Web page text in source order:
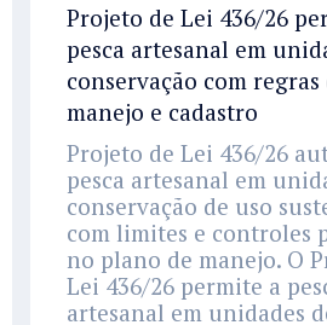
Projeto de Lei 436/26
pesca artesanal em
conservação com regras
manejo e cadastro
Projeto de Lei 436/26
pesca artesanal em
conservação de uso
com limites e controles
no plano de manejo. O
Lei 436/26 permite a
artesanal em unidades